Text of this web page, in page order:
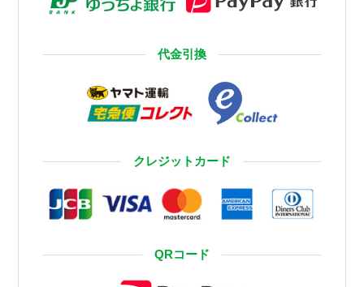
代金引換
クレジットカード
QRコード